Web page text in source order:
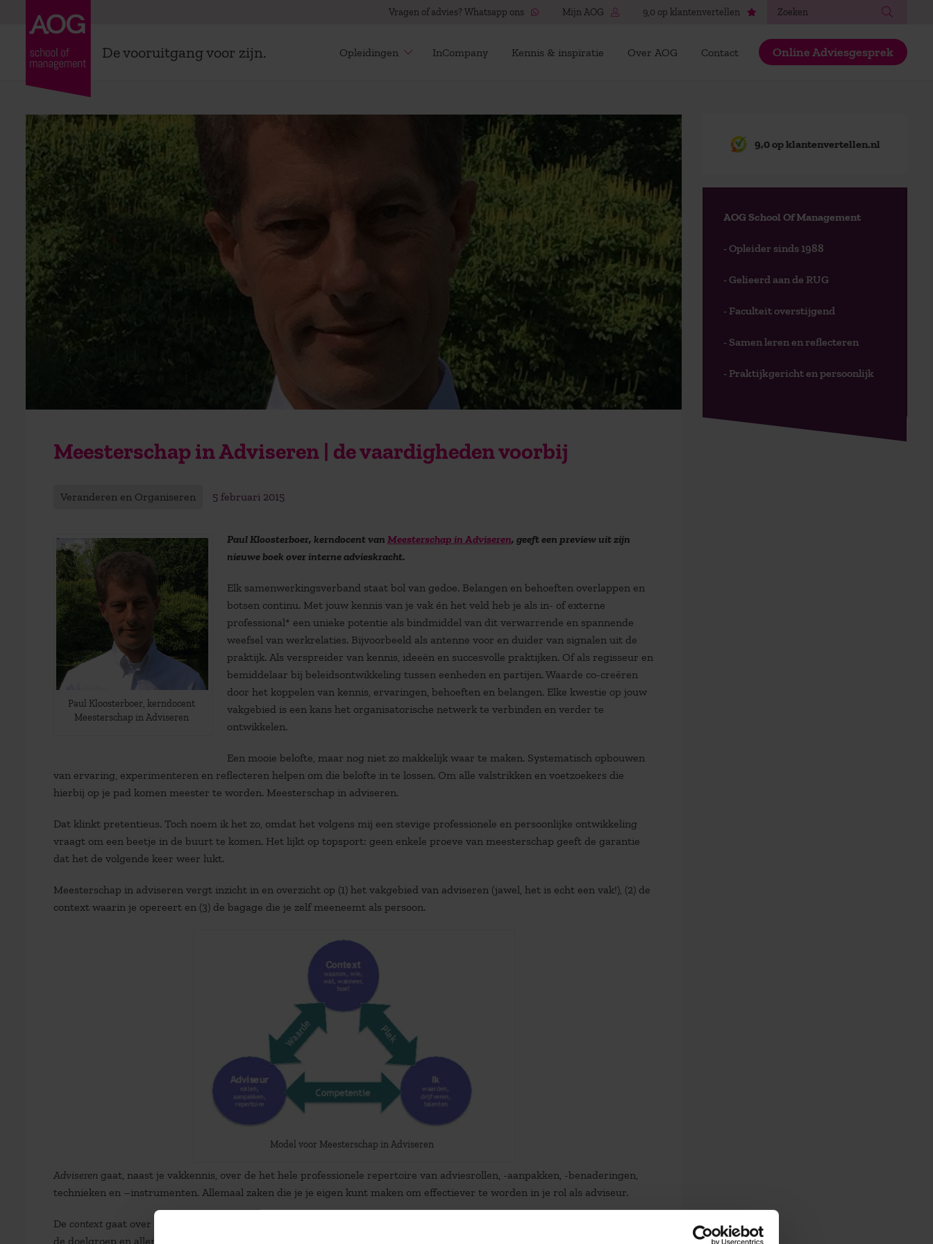
Vragen of advies? Whatsapp ons Mijn AOG 9,0 op klantenvertellen
De vooruitgang voor zijn. Opleidingen InCompany Kennis & inspiratie Over AOG Contact Online Adviesgesprek
Meesterschap in Adviseren | de vaardigheden voorbij
Veranderen en Organiseren 5 februari 2015
Paul Kloosterboer, kerndocent
Meesterschap in Adviseren
Paul Kloosterboer, kerndocent van Meesterschap in Adviseren, geeft een preview uit zijn
nieuwe boek over interne advieskracht.
Elk samenwerkingsverband staat bol van gedoe. Belangen en behoeften overlappen en
botsen continu. Met jouw kennis van je vak én het veld heb je als in- of externe
professional* een unieke potentie als bindmiddel van dit verwarrende en spannende
weefsel van werkrelaties. Bijvoorbeeld als antenne voor en duider van signalen uit de
praktijk. Als verspreider van kennis, ideeën en succesvolle praktijken. Of als regisseur en
bemiddelaar bij beleidsontwikkeling tussen eenheden en partijen. Waarde co-creëren
door het koppelen van kennis, ervaringen, behoeften en belangen. Elke kwestie op jouw
vakgebied is een kans het organisatorische netwerk te verbinden en verder te
ontwikkelen.
Een mooie belofte, maar nog niet zo makkelijk waar te maken. Systematisch opbouwen
van ervaring, experimenteren en reflecteren helpen om die belofte in te lossen. Om alle valstrikken en voetzoekers die
hierbij op je pad komen meester te worden. Meesterschap in adviseren.
Dat klinkt pretentieus. Toch noem ik het zo, omdat het volgens mij een stevige professionele en persoonlijke ontwikkeling
vraagt om een beetje in de buurt te komen. Het lijkt op topsport: geen enkele proeve van meesterschap geeft de garantie
dat het de volgende keer weer lukt.
Meesterschap in adviseren vergt inzicht in en overzicht op (1) het vakgebied van adviseren (jawel, het is echt een vak!), (2) de
context waarin je opereert en (3) de bagage die je zelf meeneemt als persoon.
Model voor Meesterschap in Adviseren
Adviseren gaat, naast je vakkennis, over de het hele professionele repertoire van adviesrollen, -aanpakken, -benaderingen,
technieken en –instrumenten. Allemaal zaken die je je eigen kunt maken om effectiever te worden in je rol als adviseur.
De context gaat over de personen en partijen waar je in je advieswerk mee te maken hebt. Je opdrachtgever(s), je eigen baas,
de doelgroep en allerlei andere belanghebbenden in het organisatorische veld. Waarom zijn ze betrokken? Wat staat er voor
9,0 op klantenvertellen.nl
AOG School Of Management
- Opleider sinds 1988
- Gelieerd aan de RUG
- Faculteit overstijgend
- Samen leren en reflecteren
- Praktijkgericht en persoonlijk